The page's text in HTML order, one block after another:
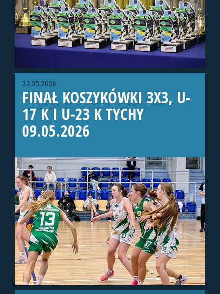
13.05.2026
FINAŁ KOSZYKÓWKI 3X3, U-
17 K I U-23 K TYCHY
09.05.2026